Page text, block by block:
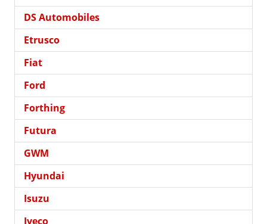
DS Automobiles
Etrusco
Fiat
Ford
Forthing
Futura
GWM
Hyundai
Isuzu
Iveco